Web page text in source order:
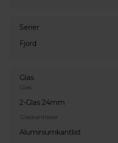
Serier
Fjord
Glas
Glas
2-Glas 24mm
Glaskantlister
Aluminiumkantlist